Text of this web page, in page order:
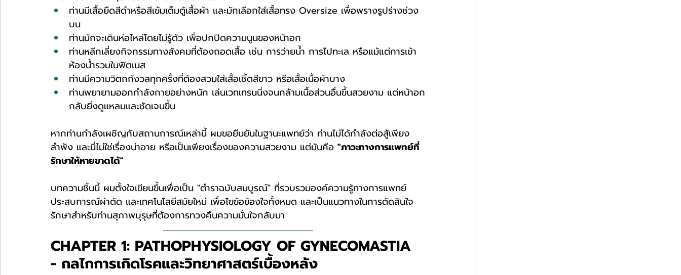
ท่านมีเสื้อยืดสีดำหรือสีเข้มเต็มตู้เสื้อผ้า และมักเลือกใส่เสื้อทรง Oversize เพื่อพรางรูปร่างช่วง
บน
ท่านมักจะเดินห่อไหล่โดยไม่รู้ตัว เพื่อปกปิดความนูนของหน้าอก
ท่านหลีกเลี่ยงกิจกรรมทางสังคมที่ต้องถอดเสื้อ เช่น การว่ายน้ำ การไปทะเล หรือแม้แต่การเข้า
ห้องน้ำรวมในฟิตเนส
ท่านมีความวิตกกังวลทุกครั้งที่ต้องสวมใส่เสื้อเชิ้ตสีขาว หรือเสื้อเนื้อผ้าบาง
ท่านพยายามออกกำลังกายอย่างหนัก เล่นเวทเทรนนิ่งจนกล้ามเนื้อส่วนอื่นขึ้นสวยงาม แต่หน้าอก
กลับยิ่งดูแหลมและชัดเจนขึ้น
หากท่านกำลังเผชิญกับสถานการณ์เหล่านี้ ผมขอยืนยันในฐานะแพทย์ว่า ท่านไม่ได้กำลังต่อสู้เพียง
ลำพัง และนี่ไม่ใช่เรื่องน่าอาย หรือเป็นเพียงเรื่องของความสวยงาม แต่มันคือ "ภาวะทางการแพทย์ที่
รักษาให้หายขาดได้"
บทความชิ้นนี้ ผมตั้งใจเขียนขึ้นเพื่อเป็น "ตำราฉบับสมบูรณ์" ที่รวบรวมองค์ความรู้ทางการแพทย์
ประสบการณ์ผ่าตัด และเทคโนโลยีสมัยใหม่ เพื่อไขข้อข้องใจทั้งหมด และเป็นแนวทางในการตัดสินใจ
รักษาสำหรับท่านสุภาพบุรุษที่ต้องการทวงคืนความมั่นใจกลับมา
CHAPTER 1: PATHOPHYSIOLOGY OF GYNECOMASTIA
- กลไกการเกิดโรคและวิทยาศาสตร์เบื้องหลัง